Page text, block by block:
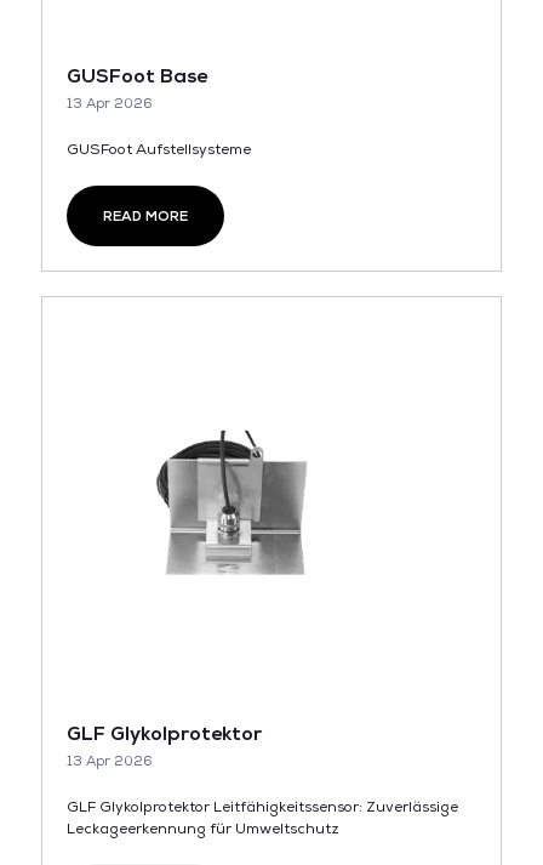
GUSFoot Base
13 Apr 2026
GUSFoot Aufstellsysteme
READ MORE
GLF Glykolprotektor
13 Apr 2026
GLF Glykolprotektor Leitfähigkeitssensor: Zuverlässige
Leckageerkennung für Umweltschutz